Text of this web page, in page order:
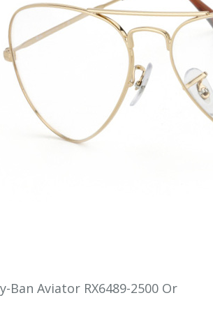
Ban Aviator RX6489-2500 Or